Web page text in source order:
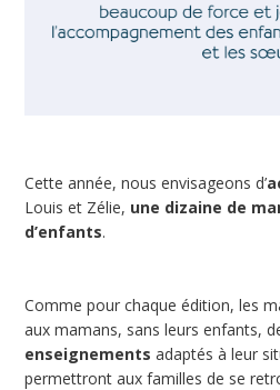
Cette année, nous envisageons d’
Louis et Zélie, une dizaine de
d’enfants.
Comme pour chaque édition, les
aux mamans, sans leurs enfants,
enseignements adaptés à leur
permettront aux familles de se